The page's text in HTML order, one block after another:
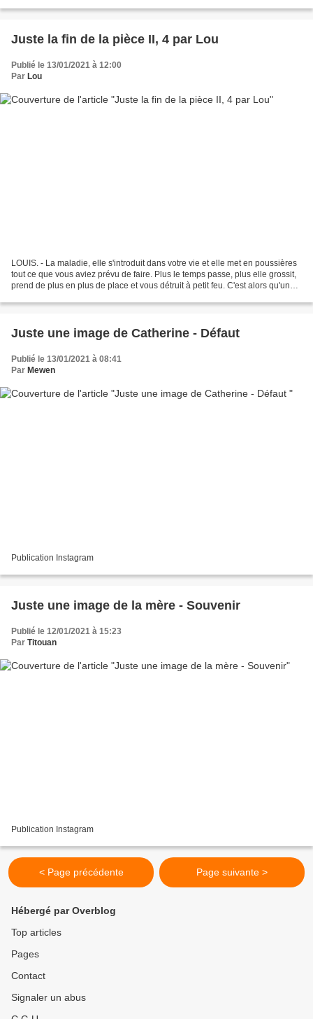
Juste la fin de la pièce II, 4 par Lou
Publié le 13/01/2021 à 12:00
Par Lou
LOUIS. - La maladie, elle s'introduit dans votre vie et elle met en poussières
tout ce que vous aviez prévu de faire. Plus le temps passe, plus elle grossit,
prend de plus en plus de place et vous détruit à petit feu. C'est alors qu'un
Juste une image de Catherine - Défaut
Publié le 13/01/2021 à 08:41
Par Mewen
Publication Instagram
Juste une image de la mère - Souvenir
Publié le 12/01/2021 à 15:23
Par Titouan
Publication Instagram
< Page précédente Page suivante >
Hébergé par Overblog
Top articles
Pages
Contact
Signaler un abus